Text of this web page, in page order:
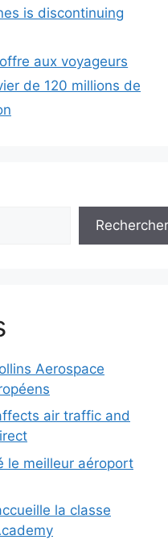
is discontinuing
aux voyageurs
de 120 millions de
Rechercher
Aerospace
air traffic and
le meilleur aéroport
la classe